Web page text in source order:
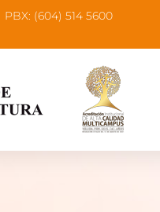
PBX: (604) 514 5600